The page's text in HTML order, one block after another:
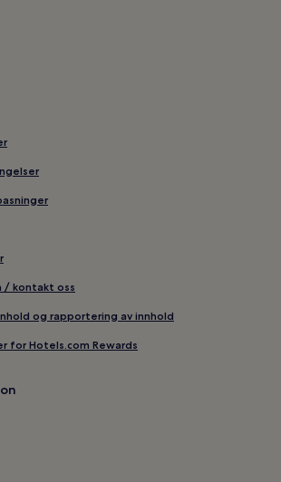
/ kontakt oss
og rapportering av innhold
for Hotels.com Rewards